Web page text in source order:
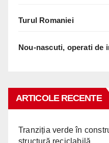
Turul Romaniei
Nou-nascuti, operati de
ARTICOLE RECENTE
Tranziția verde în
structură reciclabilă